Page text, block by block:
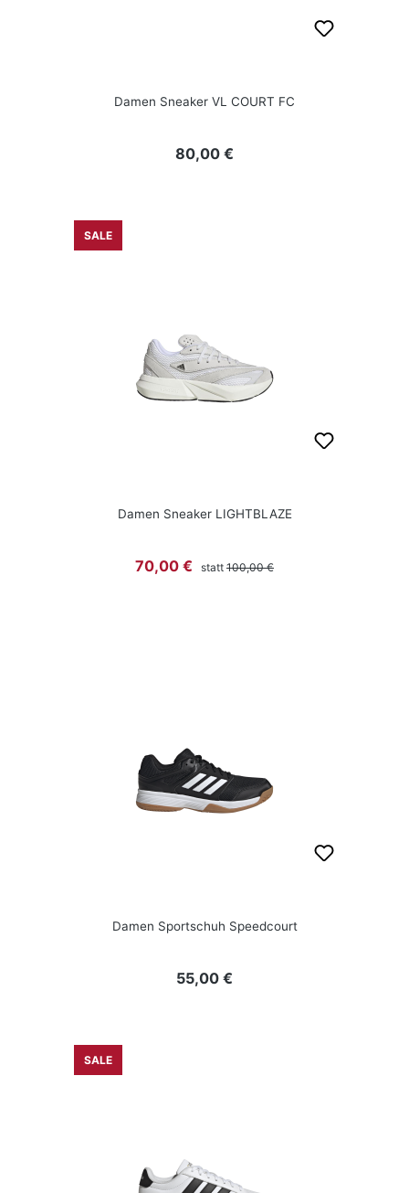
Damen Sneaker VL COURT FC
Regulärer Preis:
80,00 €
SALE
Damen Sneaker LIGHTBLAZE
Verkaufspreis:
70,00 € statt Regulärer Preis:
100,00 €
Damen Sportschuh Speedcourt
Regulärer Preis:
55,00 €
SALE